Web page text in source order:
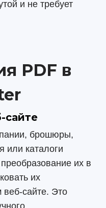
и не требует
PDF в
сайте
брошюры,
или каталоги
их в
их
сайте. Это